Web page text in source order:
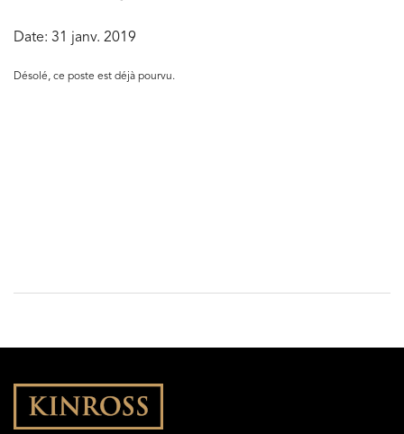
Date: 31 janv. 2019
Désolé, ce poste est déjà pourvu.